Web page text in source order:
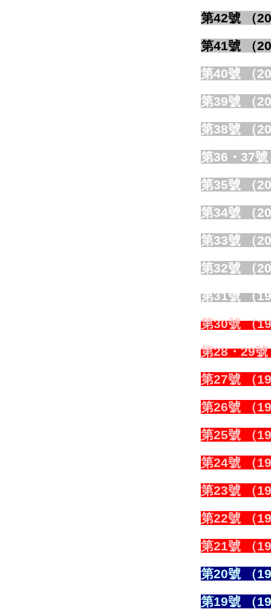
第42號 （
第41號 （
第40號 （
第39號 （
第38號 （
第36・37號
第35號 （
第34號 （
第33號 （
第32號 （
第31號 （
第30號 （
第28・29
第27號 （
第26號 （
第25號 （
第24號 （
第23號 （
第22號 （
第21號 （
第20號 （
第19號 （